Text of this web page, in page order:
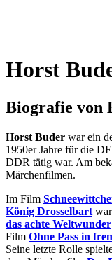
Horst
Biografie von
Horst Buder war ein
1950er Jahre für die
DDR tätig war. Am
Märchenfilmen.
Im Film
König Drosselbart
das achte Weltwunder
Film Ohne Pass in
Seine letzte Rolle